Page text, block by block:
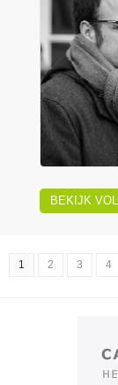
BEKIJK
1 2 3 4